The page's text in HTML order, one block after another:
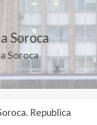
Republica